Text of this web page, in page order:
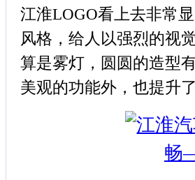
江淮LOGO看上去非常
风格，给人以强烈的视
算是雾灯，圆圆的造型
美观的功能外，也提升